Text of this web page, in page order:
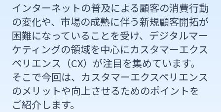
インターネットの普及による顧客の消費行動
の変化や、市場の成熟に伴う新規顧客開拓が
困難になっていることを受け、デジタルマー
ケティングの領域を中心にカスタマーエクス
ペリエンス（CX）が注目を集めています。
そこで今回は、カスタマーエクスペリエンス
のメリットや向上させるためのポイントを
ご紹介します。